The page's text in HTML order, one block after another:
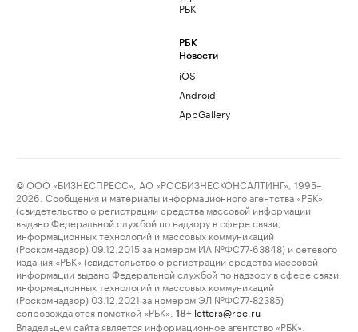
РБК
РБК
Новости
iOS
Android
AppGallery
© ООО «БИЗНЕСПРЕСС», АО «РОСБИЗНЕСКОНСАЛТИНГ», 1995–
2026. Сообщения и материалы информационного агентства «РБК»
(свидетельство о регистрации средства массовой информации
выдано Федеральной службой по надзору в сфере связи,
информационных технологий и массовых коммуникаций
(Роскомнадзор) 09.12.2015 за номером ИА №ФС77-63848) и сетевого
издания «РБК» (свидетельство о регистрации средства массовой
информации выдано Федеральной службой по надзору в сфере связи,
информационных технологий и массовых коммуникаций
(Роскомнадзор) 03.12.2021 за номером ЭЛ №ФС77-82385)
сопровождаются пометкой «РБК».
18+ letters@rbc.ru
Владельцем сайта является информационное агентство «РБК».